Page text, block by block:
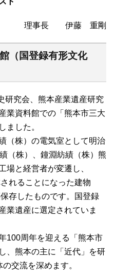
理事長 伊藤 重剛
（国登録有形文化
研究会、熊本産業遺産研究
業資料館での「熊本市三大
ました。
（株）の電気室として明治
（株）、鐘淵紡績（株）熊
場と経営者が変遷し、
れることになった建物
存したものです。国登録
業遺産に選定されていま
100周年を迎える「熊本市
、熊本の主に「近代」を研
交流を深めます。